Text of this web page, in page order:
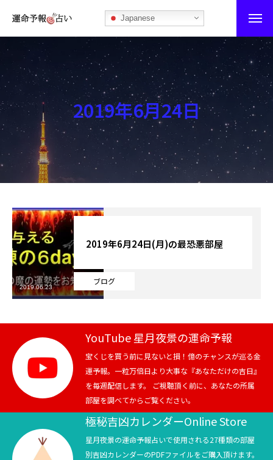
Japanese
運命予報占い
運命予報占いとは
あなたの所属部屋を探そう！
最恐の相性占い
秘伝公開！吉凶カレンダー
記事カテゴリー
ブログ
お知らせ
芸能界
テニス
スポーツ
競馬
テニス四大大会・五輪
2019年6月24日
ブログ
2019年6月24日(月)の最恐悪部屋
2019.06.23
YouTube 星月夜景の運命予報
宝くじを買う前に見ないと損！億のチャンスが巡る金
運予報。一粒万倍日より大事な『あなただけの吉日』
を毎週配信します。 ご視聴頂く前に、あなたの所属
部屋を調べてからご覧ください。
極秘吉凶カレンダーOnline Store
星月夜景の運命予報占いで使用される27種類の部屋
別吉凶カレンダーのPDFファイルをご購入頂けます。